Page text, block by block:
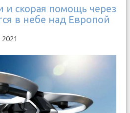
и скорая помощь через
в небе над Европой